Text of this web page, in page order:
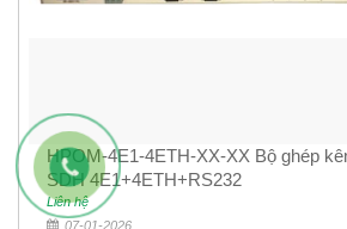
HPOM-4E1-4ETH-XX-XX Bộ ghép
SDH 4E1+4ETH+RS232
Liên hệ
07-01-2026